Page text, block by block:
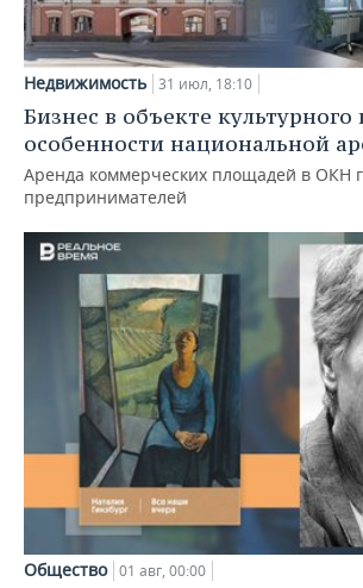
Недвижимость 31 июл, 18:10
Бизнес в объекте культурного
особенности национальной
Аренда коммерческих площадей в ОКН
предпринимателей
Общество 01 авг, 00:00